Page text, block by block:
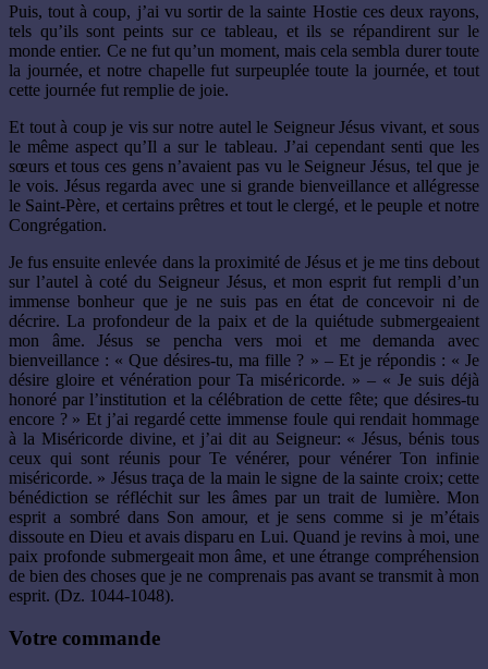
Puis, tout à coup, j’ai vu sortir de la sainte Hostie ces deux rayons,
tels qu’ils sont peints sur ce tableau, et ils se répandirent sur le
monde entier. Ce ne fut qu’un moment, mais cela sembla durer toute
la journée, et notre chapelle fut surpeuplée toute la journée, et tout
cette journée fut remplie de joie.
Et tout à coup je vis sur notre autel le Seigneur Jésus vivant, et sous
le même aspect qu’Il a sur le tableau. J’ai cependant senti que les
sœurs et tous ces gens n’avaient pas vu le Seigneur Jésus, tel que je
le vois. Jésus regarda avec une si grande bienveillance et allégresse
le Saint-Père, et certains prêtres et tout le clergé, et le peuple et notre
Congrégation.
Je fus ensuite enlevée dans la proximité de Jésus et je me tins debout
sur l’autel à coté du Seigneur Jésus, et mon esprit fut rempli d’un
immense bonheur que je ne suis pas en état de concevoir ni de
décrire. La profondeur de la paix et de la quiétude submergeaient
mon âme. Jésus se pencha vers moi et me demanda avec
bienveillance : « Que désires-tu, ma fille ? » – Et je répondis : « Je
désire gloire et vénération pour Ta miséricorde. » – « Je suis déjà
honoré par l’institution et la célébration de cette fête; que désires-tu
encore ? » Et j’ai regardé cette immense foule qui rendait hommage
à la Miséricorde divine, et j’ai dit au Seigneur: « Jésus, bénis tous
ceux qui sont réunis pour Te vénérer, pour vénérer Ton infinie
miséricorde. » Jésus traça de la main le signe de la sainte croix; cette
bénédiction se réfléchit sur les âmes par un trait de lumière. Mon
esprit a sombré dans Son amour, et je sens comme si je m’étais
dissoute en Dieu et avais disparu en Lui. Quand je revins à moi, une
paix profonde submergeait mon âme, et une étrange compréhension
de bien des choses que je ne comprenais pas avant se transmit à mon
esprit. (Dz. 1044-1048).
Votre commande